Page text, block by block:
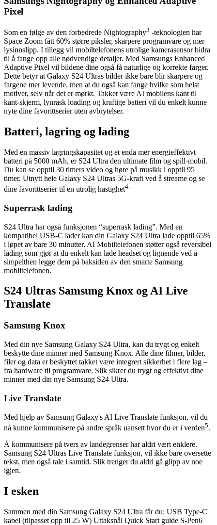
Pixel
Som en følge av den forbedrede Nightography3 -teknologien har
Space Zoom fått 60% større piksler, skarpere programvare og mer
lysinnslipp. I tillegg vil mobiltelefonens utrolige kamerasensor bidra
til å fange opp alle nødvendige detaljer. Med Samsungs Enhanced
Adaptive Pixel vil bildene dine også få naturlige og korrekte farger.
Dette betyr at Galaxy S24 Ultras bilder ikke bare blir skarpere og
fargene mer levende, men at du også kan fange hvilke som helst
motiver, selv når det er mørkt. Takket være AI mobilens kant til
kant-skjerm, lynrask loading og kraftige batteri vil du enkelt kunne
nyte dine favorittserier uten avbrytelser.
Batteri, lagring og lading
Med en massiv lagringskapasitet og et enda mer energieffektivt
batteri på 5000 mAh, er S24 Ultra den ultimate film og spill-mobil.
Du kan se opptil 30 timers video og høre på musikk i opptil 95
timer. Utnytt hele Galaxy S24 Ultras 5G-kraft ved å streame og se
dine favorittserier til en utrolig hastighet4.
Superrask lading
S24 Ultra har også funksjonen “superrask lading”. Med en
kompatibel USB-C lader kan din Galaxy S24 Ultra lade opptil 65%
i løpet av bare 30 minutter. AI Mobiltelefonen støtter også reversibel
lading som gjør at du enkelt kan lade headset og lignende ved å
simpelthen legge dem på baksiden av den smarte Samsung
mobiltelefonen.
S24 Ultras Samsung Knox og AI Live
Translate
Samsung Knox
Med din nye Samsung Galaxy S24 Ultra, kan du trygt og enkelt
beskytte dine minner med Samsung Knox. Alle dine filmer, bilder,
filer og data er beskyttet takket være integrert sikkerhet i flere lag –
fra hardware til programvare. Slik sikrer du trygt og effektivt dine
minner med din nye Samsung S24 Ultra.
Live Translate
Med hjelp av Samsung Galaxy's AI Live Translate funksjon, vil du
nå kunne kommunisere på andre språk uansett hvor du er i verden5.
Å kommunisere på tvers av landegrenser har aldri vært enklere.
Samsung S24 Ultras Live Translate funksjon, vil ikke bare oversette
tekst, men også tale i samtid. Slik trenger du aldri gå glipp av noe
igjen.
I esken
Sammen med din Samsung Galaxy S24 Ultra får du: USB Type-C
kabel (tilpasset opp til 25 W) Uttaksnål Quick Start guide S-Pen6